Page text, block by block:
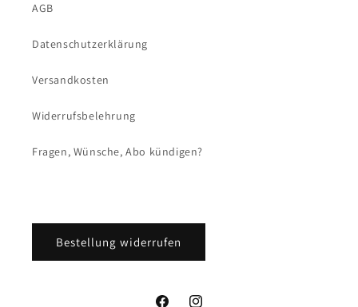
AGB
Datenschutzerklärung
Versandkosten
Widerrufsbelehrung
Fragen, Wünsche, Abo kündigen?
Bestellung widerrufen